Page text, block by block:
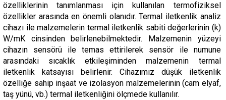
özelliklerinin tanımlanması için kullanılan termofiziksel
özellikler arasında en önemli olanıdır. Termal iletkenlik analiz
cihazı ile malzemelerin termal iletkenlik sabiti değerlerinin (k)
W/mK cinsinden belirlenebilmektedir. Malzemenin yüzeyi
cihazın sensörü ile temas ettirilerek sensör ile numune
arasındaki sıcaklık etkileşiminden malzemenin termal
iletkenlik katsayısı belirlenir. Cihazımız düşük iletkenlik
özelliğe sahip inşaat ve izolasyon malzemelerinin (cam elyaf,
taş yünü, vb.) termal iletkenliğini ölçmede kullanılır.